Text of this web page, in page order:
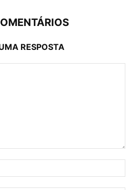
RESPOSTA